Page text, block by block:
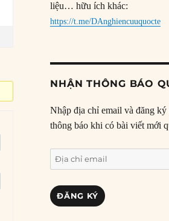
liệu… hữu ích khác:
https://t.me/DAnghiencuuquocte
NHẬN THÔNG BÁO
Nhập địa chỉ email và đăng ký
thông báo khi có bài viết mới
Địa
chỉ
email
ĐĂNG KÝ